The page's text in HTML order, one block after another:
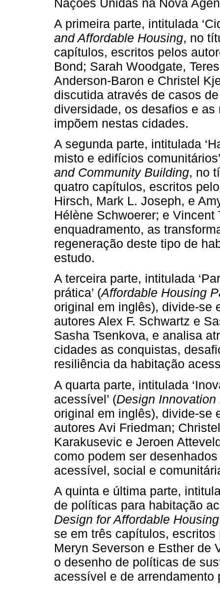
Nações Unidas na Nova
A primeira parte, intitulada
and Affordable Housing, no
capítulos, escritos pelos
Bond; Sarah Woodgate,
Anderson-Baron e Christel
discutida através de casos
diversidade, os desafios e
impõem nestas cidades.
A segunda parte, intitulada
misto e edifícios
and Community Building, no
quatro capítulos, escritos
Hirsch, Mark L. Joseph, e
Hélène Schwoerer; e Vincent
enquadramento, as
regeneração deste tipo de
estudo.
A terceira parte, intitulada
prática’ (Affordable Housing
original em inglês), divide-se
autores Alex F. Schwartz e
Sasha Tsenkova, e analisa
cidades as conquistas,
resiliência da habitação
A quarta parte, intitulada
acessível’ (Design
original em inglês), divide-se
autores Avi Friedman;
Karakusevic e Jeroen
como podem ser
acessível, social e
A quinta e última parte,
de políticas para habitação
Design for Affordable Housing
se em três capítulos,
Meryn Severson e Esther de
o desenho de políticas de
acessível e de arrendamento